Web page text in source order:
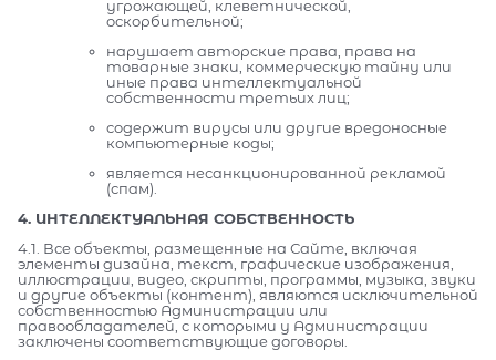
угрожающей, клеветнической,
оскорбительной;
нарушает авторские права, права на
товарные знаки, коммерческую тайну или
иные права интеллектуальной
собственности третьих лиц;
содержит вирусы или другие вредоносные
компьютерные коды;
является несанкционированной рекламой
(спам).
4. ИНТЕЛЛЕКТУАЛЬНАЯ СОБСТВЕННОСТЬ
4.1. Все объекты, размещенные на Сайте, включая
элементы дизайна, текст, графические изображения,
иллюстрации, видео, скрипты, программы, музыка, звуки
и другие объекты (контент), являются исключительной
собственностью Администрации или
правообладателей, с которыми у Администрации
заключены соответствующие договоры.